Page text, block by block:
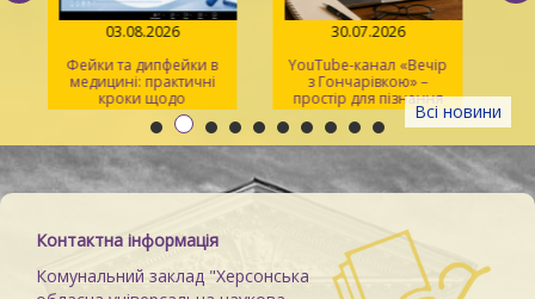
Всі новини
03.08.2026
Фейки та дипфейки в
медицині: практичні
кроки щодо
розпізнавання
30.07.2026
YouTube-канал «Вечір
з Гончарівкою» –
простір для пізнання
та натхнення
Контактна інформація
Комунальний заклад "Херсонська